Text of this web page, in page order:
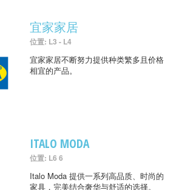
宜家家居
位置: L3 - L4
宜家家居不断努力提供种类繁多且价格
相宜的产品。
ITALO MODA
位置: L6 6
Italo Moda 提供一系列高品质、时尚的
家具，完美结合奢华与舒适的选择。